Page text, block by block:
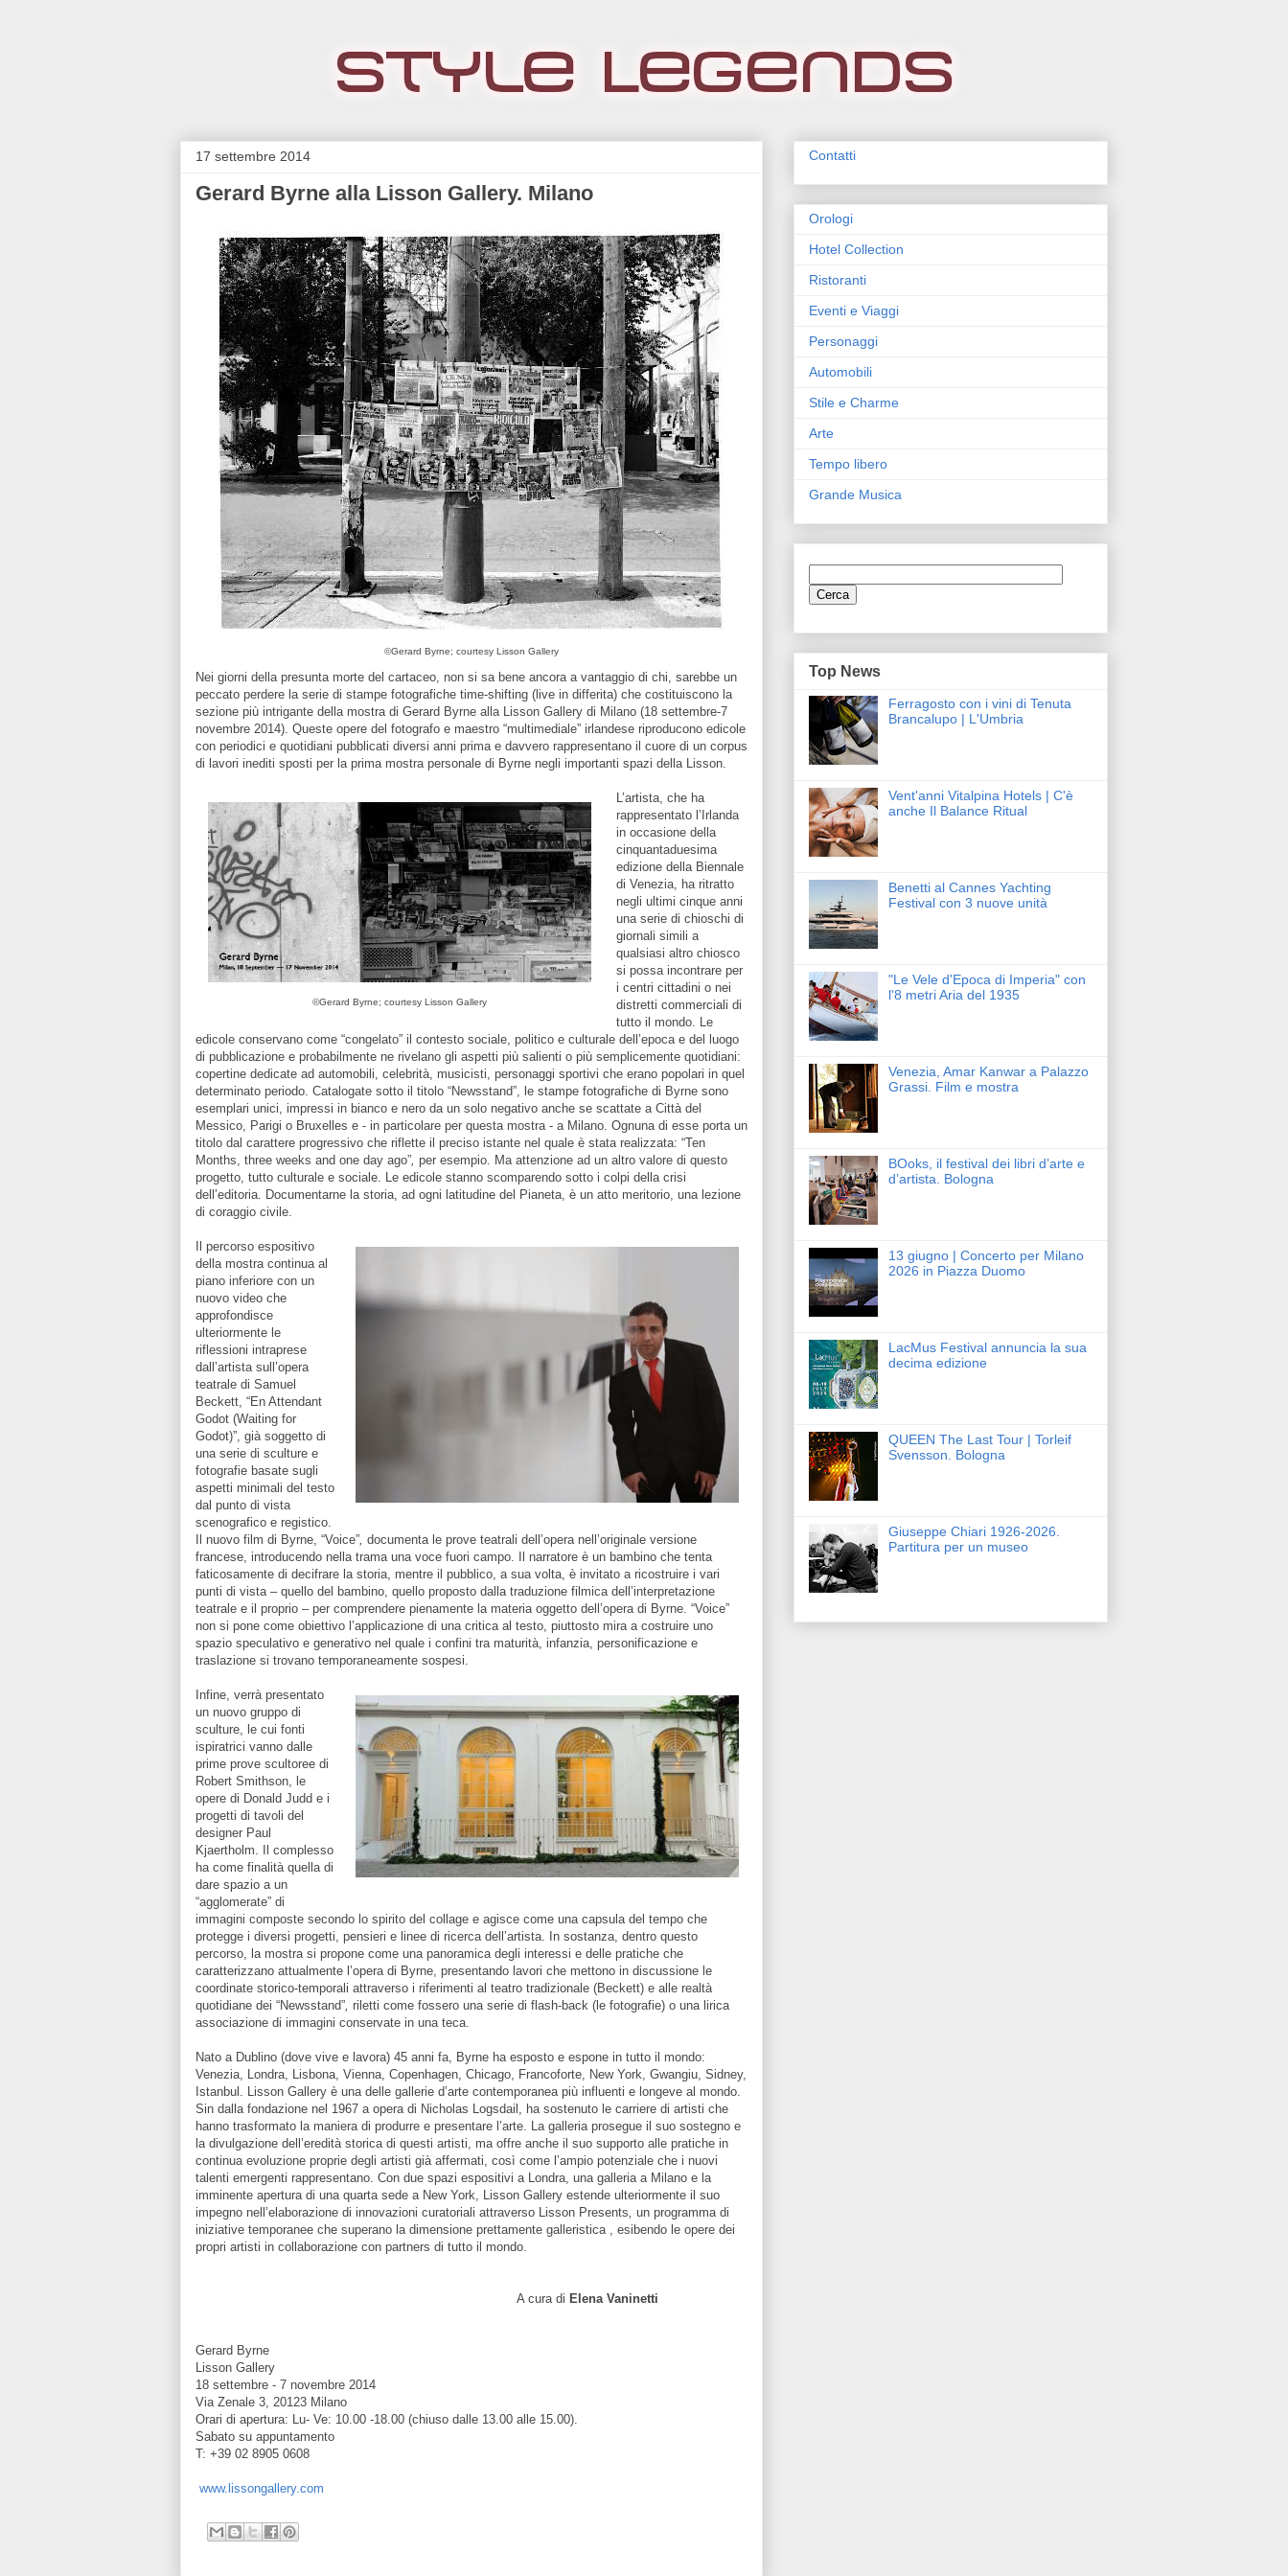
17 settembre 2014
Gerard Byrne alla Lisson Gallery. Milano
©Gerard Byrne; courtesy Lisson Gallery
Nei giorni della presunta morte del cartaceo, non si sa bene ancora a vantaggio di chi, sarebbe un
peccato perdere la serie di stampe fotografiche time-shifting (live in differita) che costituiscono la
sezione più intrigante della mostra di Gerard Byrne alla Lisson Gallery di Milano (18 settembre-7
novembre 2014). Queste opere del fotografo e maestro “multimediale” irlandese riproducono edicole
con periodici e quotidiani pubblicati diversi anni prima e davvero rappresentano il cuore di un corpus
di lavori inediti sposti per la prima mostra personale di Byrne negli importanti spazi della Lisson.
©Gerard Byrne; courtesy Lisson Gallery
L’artista, che ha
rappresentato l’Irlanda
in occasione della
cinquantaduesima
edizione della Biennale
di Venezia, ha ritratto
negli ultimi cinque anni
una serie di chioschi di
giornali simili a
qualsiasi altro chiosco
si possa incontrare per
i centri cittadini o nei
distretti commerciali di
tutto il mondo. Le
edicole conservano come “congelato” il contesto sociale, politico e culturale dell’epoca e del luogo
di pubblicazione e probabilmente ne rivelano gli aspetti più salienti o più semplicemente quotidiani:
copertine dedicate ad automobili, celebrità, musicisti, personaggi sportivi che erano popolari in quel
determinato periodo. Catalogate sotto il titolo “Newsstand”, le stampe fotografiche di Byrne sono
esemplari unici, impressi in bianco e nero da un solo negativo anche se scattate a Città del
Messico, Parigi o Bruxelles e - in particolare per questa mostra - a Milano. Ognuna di esse porta un
titolo dal carattere progressivo che riflette il preciso istante nel quale è stata realizzata: “Ten
Months, three weeks and one day ago” per esempio. Ma attenzione ad un altro valore di questo
progetto, tutto culturale e sociale. Le edicole stanno scomparendo sotto i colpi della crisi
dell’editoria. Documentarne la storia, ad ogni latitudine del Pianeta, è un atto meritorio, una lezione
di coraggio civile.
Il percorso espositivo
della mostra continua al
piano inferiore con un
nuovo video che
approfondisce
ulteriormente le
riflessioni intraprese
dall’artista sull’opera
teatrale di Samuel
Beckett, “En Attendant
Godot (Waiting for
Godot)”, già soggetto di
una serie di sculture e
fotografie basate sugli
aspetti minimali del testo
dal punto di vista
scenografico e registico.
Il nuovo film di Byrne, “Voice” documenta le prove teatrali dell’opera nell’originale versione
francese, introducendo nella trama una voce fuori campo. Il narratore è un bambino che tenta
faticosamente di decifrare la storia, mentre il pubblico, a sua volta, è invitato a ricostruire i vari
punti di vista – quello del bambino, quello proposto dalla traduzione filmica dell’interpretazione
teatrale e il proprio – per comprendere pienamente la materia oggetto dell’opera di Byrne. “Voice”
non si pone come obiettivo l’applicazione di una critica al testo, piuttosto mira a costruire uno
spazio speculativo e generativo nel quale i confini tra maturità, infanzia, personificazione e
traslazione si trovano temporaneamente sospesi.
Infine, verrà presentato
un nuovo gruppo di
sculture, le cui fonti
ispiratrici vanno dalle
prime prove scultoree di
Robert Smithson, le
opere di Donald Judd e i
progetti di tavoli del
designer Paul
Kjaertholm. Il complesso
ha come finalità quella di
dare spazio a un
“agglomerate” di
immagini composte secondo lo spirito del collage e agisce come una capsula del tempo che
protegge i diversi progetti, pensieri e linee di ricerca dell’artista. In sostanza, dentro questo
percorso, la mostra si propone come una panoramica degli interessi e delle pratiche che
caratterizzano attualmente l’opera di Byrne, presentando lavori che mettono in discussione le
coordinate storico-temporali attraverso i riferimenti al teatro tradizionale (Beckett) e alle realtà
quotidiane dei “Newsstand” riletti come fossero una serie di flash-back (le fotografie) o una lirica
associazione di immagini conservate in una teca.
Nato a Dublino (dove vive e lavora) 45 anni fa, Byrne ha esposto e espone in tutto il mondo:
Venezia, Londra, Lisbona, Vienna, Copenhagen, Chicago, Francoforte, New York, Gwangiu, Sidney,
Istanbul. Lisson Gallery è una delle gallerie d’arte contemporanea più influenti e longeve al mondo.
Sin dalla fondazione nel 1967 a opera di Nicholas Logsdail, ha sostenuto le carriere di artisti che
hanno trasformato la maniera di produrre e presentare l’arte. La galleria prosegue il suo sostegno e
la divulgazione dell’eredità storica di questi artisti, ma offre anche il suo supporto alle pratiche in
continua evoluzione proprie degli artisti già affermati, così come l’ampio potenziale che i nuovi
talenti emergenti rappresentano. Con due spazi espositivi a Londra, una galleria a Milano e la
imminente apertura di una quarta sede a New York, Lisson Gallery estende ulteriormente il suo
impegno nell’elaborazione di innovazioni curatoriali attraverso Lisson Presents un programma di
iniziative temporanee che superano la dimensione prettamente galleristica , esibendo le opere dei
propri artisti in collaborazione con partners di tutto il mondo.
A cura di Elena Vaninetti
Gerard Byrne
Lisson Gallery
18 settembre - 7 novembre 2014
Via Zenale 3, 20123 Milano
Orari di apertura: Lu- Ve: 10.00 -18.00 (chiuso dalle 13.00 alle 15.00).
Sabato su appuntamento
T: +39 02 8905 0608
www.lissongallery.com
Contatti
Orologi
Hotel Collection
Ristoranti
Eventi e Viaggi
Personaggi
Automobili
Stile e Charme
Arte
Tempo libero
Grande Musica
Top News
Ferragosto con i vini di Tenuta
Brancalupo | L'Umbria
Vent'anni Vitalpina Hotels | C'è
anche Il Balance Ritual
Benetti al Cannes Yachting
Festival con 3 nuove unità
"Le Vele d'Epoca di Imperia" con
l'8 metri Aria del 1935
Venezia, Amar Kanwar a Palazzo
Grassi. Film e mostra
BOoks, il festival dei libri d’arte e
d’artista. Bologna
13 giugno | Concerto per Milano
2026 in Piazza Duomo
LacMus Festival annuncia la sua
decima edizione
QUEEN The Last Tour | Torleif
Svensson. Bologna
Giuseppe Chiari 1926-2026.
Partitura per un museo